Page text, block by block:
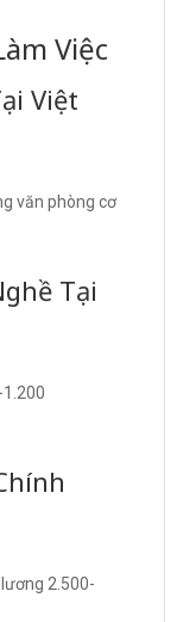
Việc
Việt
văn phòng cơ
Tại
2.500-